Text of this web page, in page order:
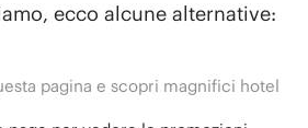
ecco alcune alternative:
pagina e scopri magnifici hotel